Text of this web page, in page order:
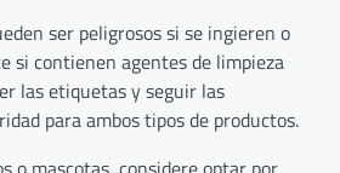
ser peligrosos si se ingieren o
si contienen agentes de limpieza
las etiquetas y seguir las
para ambos tipos de productos.